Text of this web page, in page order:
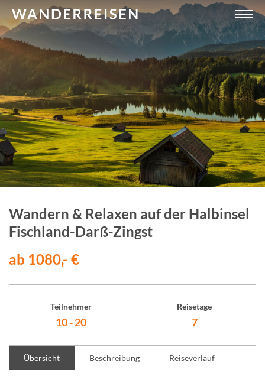
Wandern & Relaxen auf der Halbinsel
Fischland-Darß-Zingst
ab 1080,- €
Teilnehmer
10 - 20
Reisetage
7
Übersicht Beschreibung Reiseverlauf